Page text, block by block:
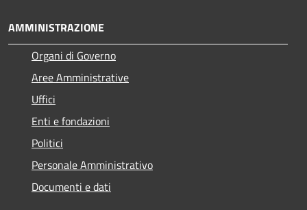
AMMINISTRAZIONE
Organi di Governo
Aree Amministrative
Uffici
Enti e fondazioni
Politici
Personale Amministrativo
Documenti e dati